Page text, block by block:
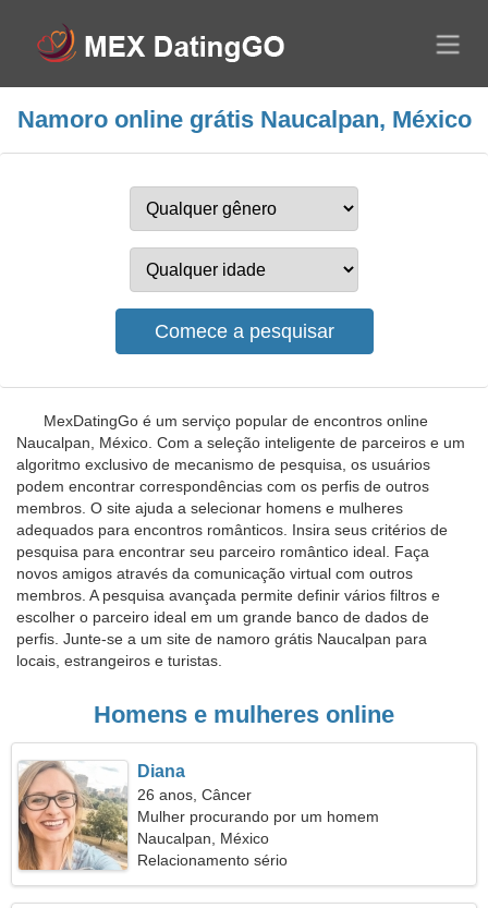
Namoro online grátis Naucalpan, México
MexDatingGo é um serviço popular de encontros online
Naucalpan, México. Com a seleção inteligente de parceiros e um
algoritmo exclusivo de mecanismo de pesquisa, os usuários
podem encontrar correspondências com os perfis de outros
membros. O site ajuda a selecionar homens e mulheres
adequados para encontros românticos. Insira seus critérios de
pesquisa para encontrar seu parceiro romântico ideal. Faça
novos amigos através da comunicação virtual com outros
membros. A pesquisa avançada permite definir vários filtros e
escolher o parceiro ideal em um grande banco de dados de
perfis. Junte-se a um site de namoro grátis Naucalpan para
locais, estrangeiros e turistas.
Homens e mulheres online
Diana
26 anos, Câncer
Mulher procurando por um homem
Naucalpan, México
Relacionamento sério